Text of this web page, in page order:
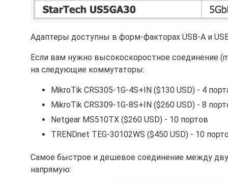
Адаптеры доступны в форм-факторах USB-A и
Если вам нужно высокоскоростное соединение
на следующие коммутаторы:
MikroTik CRS305-1G-4S+IN ($130 USD) - 4
MikroTik CRS309-1G-8S+IN ($260 USD) - 8
Netgear MS510TX ($260 USD) - 10 портов
TRENDnet TEG-30102WS ($450 USD) - 10
Самое быстрое и дешевое соединение между
напрямую: